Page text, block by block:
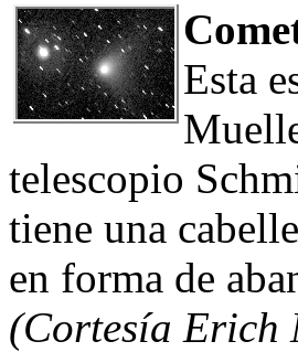
Esta
telescopio
tiene una
en forma de
(Cortesía Erich